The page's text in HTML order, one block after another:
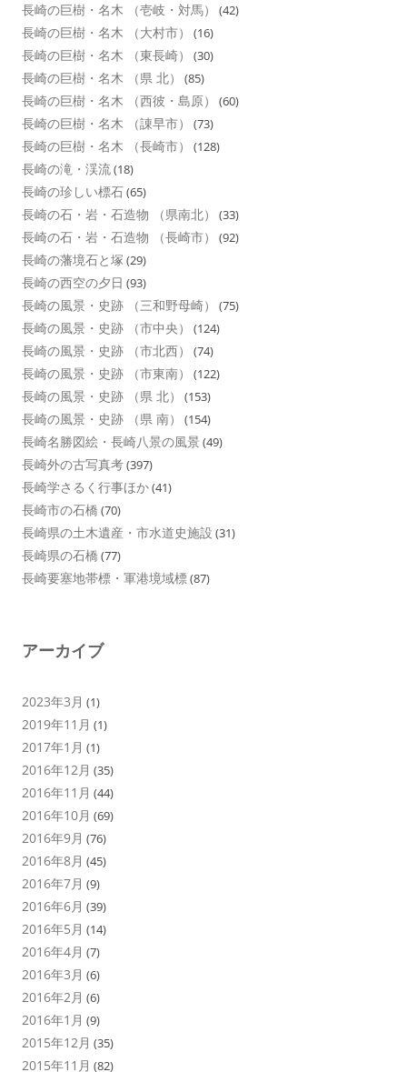
長崎の巨樹・名木 （壱岐・対馬） (42)
長崎の巨樹・名木 （大村市） (16)
長崎の巨樹・名木 （東長崎） (30)
長崎の巨樹・名木 （県 北） (85)
長崎の巨樹・名木 （西彼・島原） (60)
長崎の巨樹・名木 （諌早市） (73)
長崎の巨樹・名木 （長崎市） (128)
長崎の滝・渓流(18)
長崎の珍しい標石(65)
長崎の石・岩・石造物 （県南北） (33)
長崎の石・岩・石造物 （長崎市） (92)
長崎の藩境石と塚 (29)
長崎の西空の夕日 (93)
長崎の風景・史跡 （三和野母崎） (75)
長崎の風景・史跡 （市中央） (124)
長崎の風景・史跡 （市北西） (74)
長崎の風景・史跡 （市東南） (122)
長崎の風景・史跡 （県 北） (153)
長崎の風景・史跡 （県 南） (154)
長崎名勝図絵・長崎八景の風景 (49)
長崎外の古写真考(397)
長崎学さるく行事ほか(41)
長崎市の石橋 (70)
長崎県の土木遺産・市水道史施設 (31)
長崎県の石橋 (77)
長崎要塞地帯標・軍港境域標(87)
アーカイブ
2023年3月 (1)
2019年11月 (1)
2017年1月 (1)
2016年12月 (35)
2016年11月 (44)
2016年10月 (69)
2016年9月 (76)
2016年8月 (45)
2016年7月 (9)
2016年6月 (39)
2016年5月 (14)
2016年4月 (7)
2016年3月 (6)
2016年2月 (6)
2016年1月 (9)
2015年12月 (35)
2015年11月 (82)